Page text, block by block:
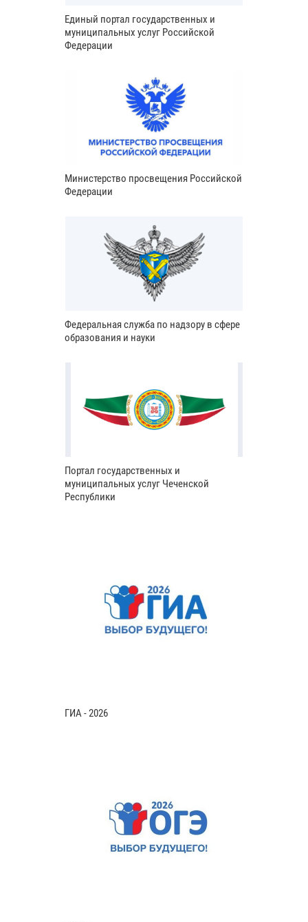
Единый портал государственных и
муниципальных услуг Российской
Федерации
Министерство просвещения Российской
Федерации
Федеральная служба по надзору в сфере
образования и науки
Портал государственных и
муниципальных услуг Чеченской
Республики
ГИА - 2026